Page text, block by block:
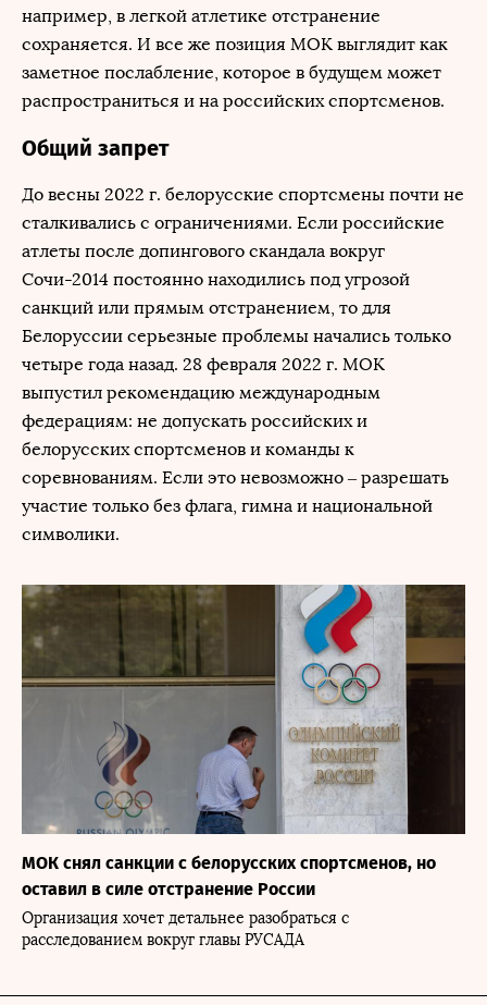
например, в легкой атлетике отстранение
сохраняется. И все же позиция МОК выглядит как
заметное послабление, которое в будущем может
распространиться и на российских спортсменов.
Общий запрет
До весны 2022 г. белорусские спортсмены почти не
сталкивались с ограничениями. Если российские
атлеты после допингового скандала вокруг
Сочи-2014 постоянно находились под угрозой
санкций или прямым отстранением, то для
Белоруссии серьезные проблемы начались только
четыре года назад. 28 февраля 2022 г. МОК
выпустил рекомендацию международным
федерациям: не допускать российских и
белорусских спортсменов и команды к
соревнованиям. Если это невозможно – разрешать
участие только без флага, гимна и национальной
символики.
МОК снял санкции с белорусских спортсменов, но
оставил в силе отстранение России
Организация хочет детальнее разобраться с
расследованием вокруг главы РУСАДА